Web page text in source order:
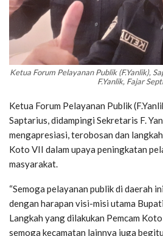
Ketua Forum Pelayanan Publik (F.Yanlik),
F.Yanlik, Fajar
Ketua Forum Pelayanan Publik
Saptarius, didampingi Sekretaris F.
mengapresiasi, terobosan dan
Koto VII dalam upaya peningkatan
masyarakat.
“Semoga pelayanan publik di daerah
dengan harapan visi-misi utama
Langkah yang dilakukan Pemcam
semoga kecamatan lainnya juga